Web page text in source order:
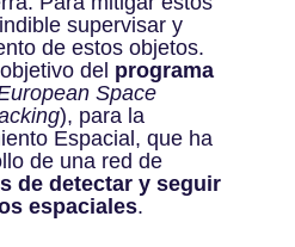
supervisar y
de estos objetos.
del programa
Space
), para la
Espacial, que ha
de una red de
de detectar y seguir
espaciales.